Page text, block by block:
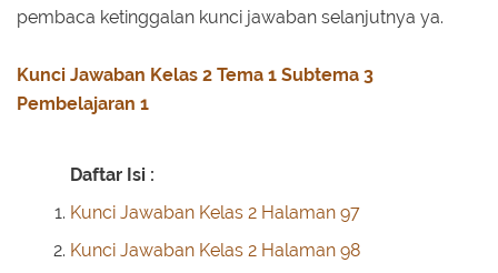
pembaca ketinggalan kunci jawaban selanjutnya ya.
Kunci Jawaban Kelas 2 Tema 1 Subtema 3
Pembelajaran 1
Daftar Isi :
Kunci Jawaban Kelas 2 Halaman 97
Kunci Jawaban Kelas 2 Halaman 98